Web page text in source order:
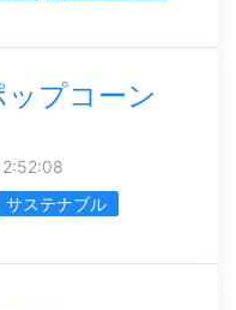
プコーン
サステナブル